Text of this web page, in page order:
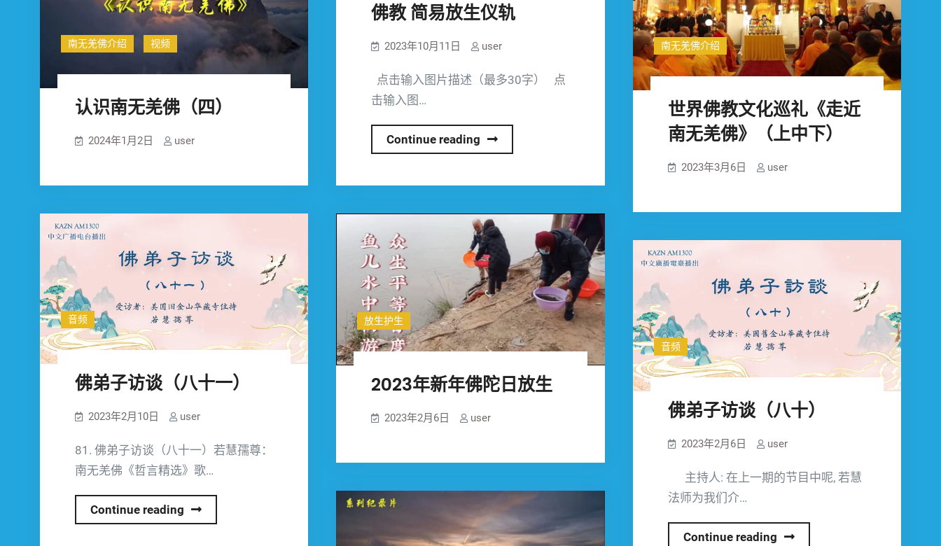
南无羌佛介绍 视频
认识南无羌佛（四）
2024年1月2日 user
佛教 简易放生仪轨
2023年10月11日 user
点击输入图片描述（最多30字） 点
击输入图…
Continue reading 佛
教
放
生
仪
轨
南无羌佛介绍
世界佛教文化巡礼《走近
南无羌佛》（上中下）
2023年3月6日 user
音频
佛弟子访谈（八十一）
2023年2月10日 user
81. 佛弟子访谈（八十一）若慧孺尊：
南无羌佛《哲言精选》歌…
Continue reading 佛
弟
放生护生
2023年新年佛陀日放生
2023年2月6日 user
音频
佛弟子访谈（八十）
2023年2月6日 user
主持人: 在上一期的节目中呢, 若慧
法师为我们介…
Continue reading佛